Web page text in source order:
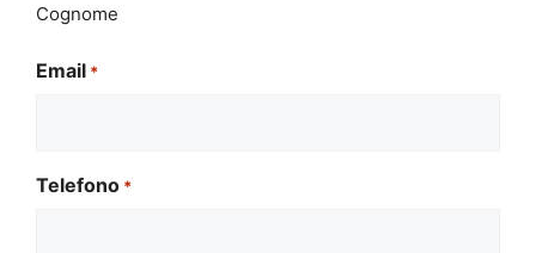
Cognome
Email *
Telefono *